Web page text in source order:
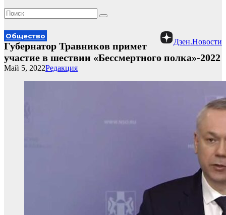
Дзен.Новости
Общество
Губернатор Травников примет
участие в шествии «Бессмертного полка»-2022
Редакция
Май 5, 2022